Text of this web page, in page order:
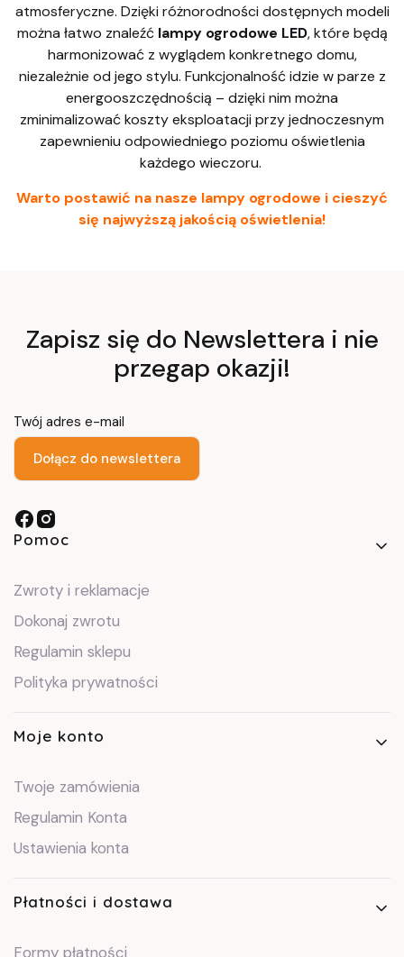
atmosferyczne. Dzięki różnorodności dostępnych modeli
można łatwo znaleźć lampy ogrodowe LED, które będą
harmonizować z wyglądem konkretnego domu,
niezależnie od jego stylu. Funkcjonalność idzie w parze z
energooszczędnością – dzięki nim można
zminimalizować koszty eksploatacji przy jednoczesnym
zapewnieniu odpowiedniego poziomu oświetlenia
każdego wieczoru.
Warto postawić na nasze lampy ogrodowe i cieszyć
się najwyższą jakością oświetlenia!
Zapisz się do Newslettera i nie
przegap okazji!
Twój adres e-mail
Dołącz do newslettera
Linki w stopce
Pomoc
Zwroty i reklamacje
Dokonaj zwrotu
Regulamin sklepu
Polityka prywatności
Moje konto
Twoje zamówienia
Regulamin Konta
Ustawienia konta
Płatności i dostawa
Formy płatności